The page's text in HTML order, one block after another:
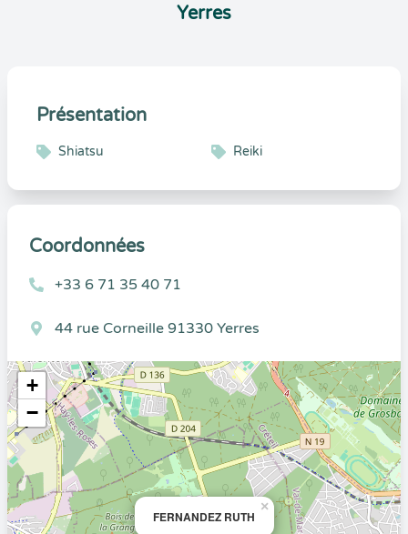
Yerres
Présentation
Shiatsu Reiki
Coordonnées
+33 6 71 35 40 71
44 rue Corneille 91330 Yerres
FERNANDEZ RUTH
×
+
−